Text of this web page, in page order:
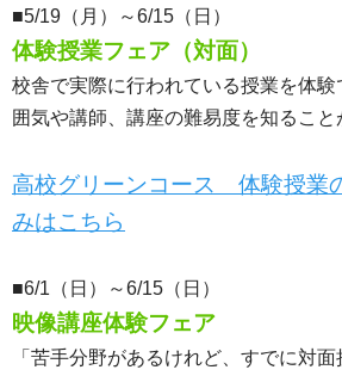
■5/19（月）～6/15（日）
体験授業フェア（対面）
校舎で実際に行われている授業を体
囲気や講師、講座の難易度を知ること
高校グリーンコース 体験授業
みはこちら
■6/1（日）～6/15（日）
映像講座体験フェア
「苦手分野があるけれど、すでに対